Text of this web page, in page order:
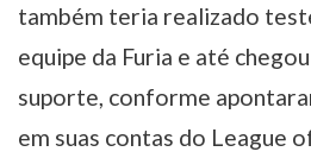
também teria realizado
equipe da Furia e até
suporte, conforme
em suas contas do League